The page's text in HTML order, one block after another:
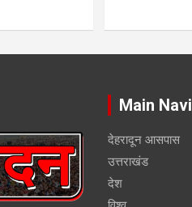
Main
देहरादून आसपास
उत्तराखंड
देश